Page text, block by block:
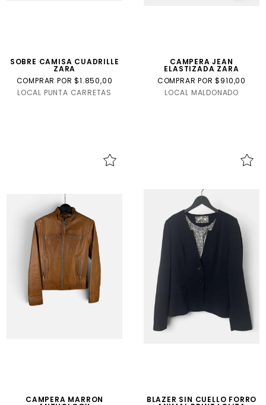
SOBRE CAMISA CUADRILLE
ZARA
COMPRAR POR $1.850,00
LOCAL PUNTA CARRETAS
CAMPERA JEAN
ELASTIZADA ZARA
COMPRAR POR $910,00
LOCAL MALDONADO
CAMPERA MARRON BLAZER SIN CUELLO FORRO